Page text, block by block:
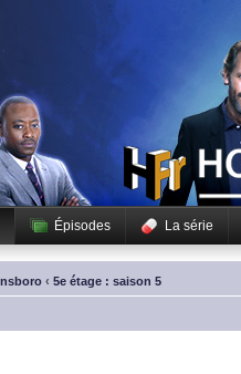
Épisodes La série
‹ 5e étage : saison 5